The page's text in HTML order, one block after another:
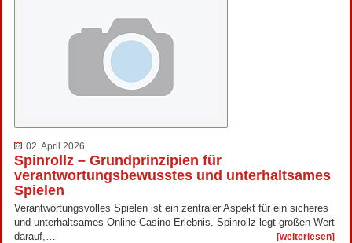
02. April 2026
Spinrollz – Grundprinzipien für
verantwortungsbewusstes und unterhaltsames
Spielen
Verantwortungsvolles Spielen ist ein zentraler Aspekt für ein sicheres
und unterhaltsames Online-Casino-Erlebnis. Spinrollz legt großen Wert
darauf,…
[weiterlesen]